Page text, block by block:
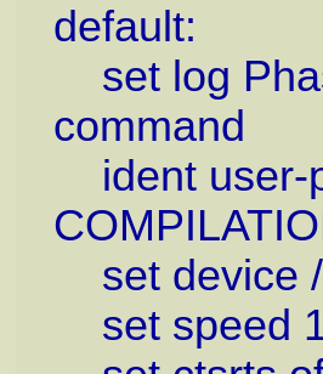
default:
set log
command
ident user-
set device
set speed